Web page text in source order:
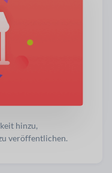
hinzu,
veröffentlichen.